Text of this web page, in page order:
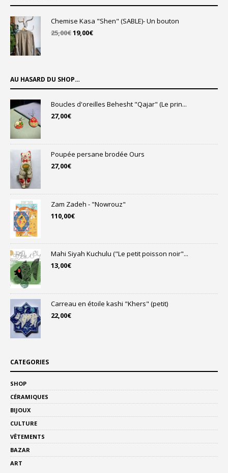
Chemise Kasa "Shen" (SABLE)- Un bouton
25,00€Le
19,00€Le
AU HASARD DU SHOP…
Boucles d'oreilles Behesht "Qajar" (Le prin...
27,00€
Poupée persane brodée Ours
27,00€
Zam Zadeh - "Nowrouz"
110,00€
Mahi Siyah Kuchulu ("Le petit poisson noir"...
13,00€
Carreau en étoile kashi "Khers" (petit)
22,00€
CATEGORIES
SHOP
CÉRAMIQUES
BIJOUX
CULTURE
VÊTEMENTS
BAZAR
ART